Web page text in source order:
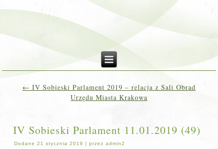
← IV Sobieski Parlament 2019 – relacja z Sali Obrad
Urzędu Miasta Krakowa
IV Sobieski Parlament 11.01.2019 (49)
Dodane 21 stycznia 2019 |przez admin2